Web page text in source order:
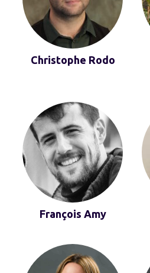
Christophe Rodo
François Amy